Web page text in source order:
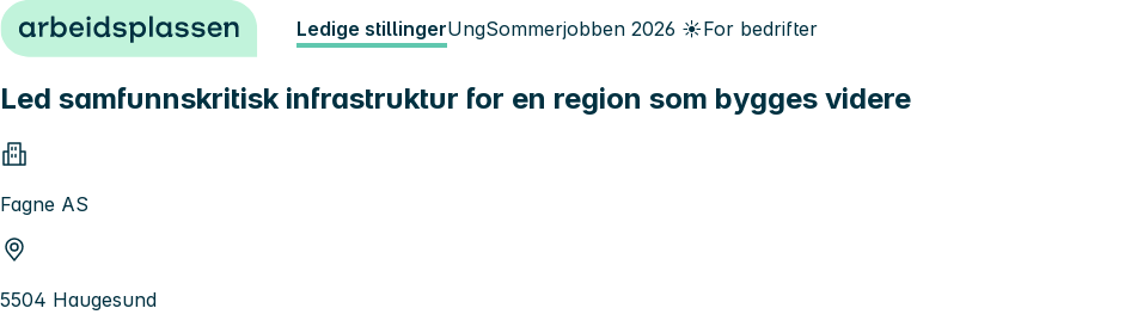
Hopp til innhold Ledige stillingerUngSommerjobben 2026 ☀️For bedrifter
Led samfunnskritisk infrastruktur for en region som bygges videre
Fagne AS
5504 Haugesund